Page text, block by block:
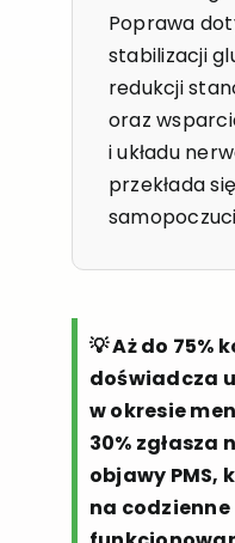
Poprawa
stabilizacji
redukcji
oraz
i układu
przekłada
💡 Aż do 75%
doświadcza
w okresie
30% zgłasza
objawy PMS,
na codzienne